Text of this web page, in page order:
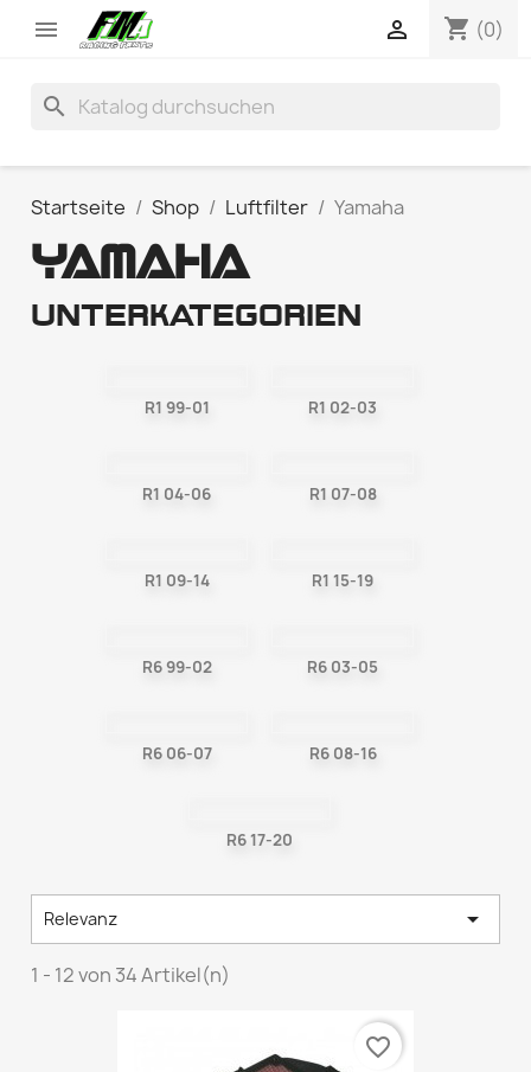
 shopping_cart (0)

search
Startseite Shop Luftfilter Yamaha
YAMAHA
Unterkategorien
R1 99-01 R1 02-03
R1 04-06 R1 07-08
R1 09-14 R1 15-19
R6 99-02 R6 03-05
R6 06-07 R6 08-16
R6 17-20
Relevanz 
1 - 12 von 34 Artikel(n)
favorite_border